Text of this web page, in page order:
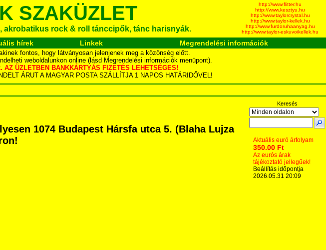
SZAKÜZLET
rock & roll tánccipők, tánc harisnyák.
http://www.flitter.hu
http://www.kesztyu.hu
http://www.taylorcrystal.hu
http://www.taylor-kellek.hu
http://www.furdoruhaanyag.hu
http://www.taylor-eskuvoikellek.hu
hírek Linkek Megrendelési információk
fontos, hogy látványosan jelenjenek meg a közönség előtt.
weboldalunkon online (lásd Megrendelési információk menüpont).
ÜZLETBEN BANKKÁRTYÁS FIZETÉS LEHETSÉGES!
ÁRUT A MAGYAR POSTA SZÁLLÍTJA 1 NAPOS HATÁRIDŐVEL!
1074 Budapest Hársfa utca 5. (Blaha Lujza
Keresés
Aktuális euró árfolyam
350.00 Ft
Az eurós árak
tájékoztató jellegűek!
Beállítás időpontja
2026.05.31 20:09